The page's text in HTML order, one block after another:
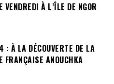
VENDREDI À L’ÎLE DE NGOR
: À LA DÉCOUVERTE DE LA
FRANÇAISE ANOUCHKA